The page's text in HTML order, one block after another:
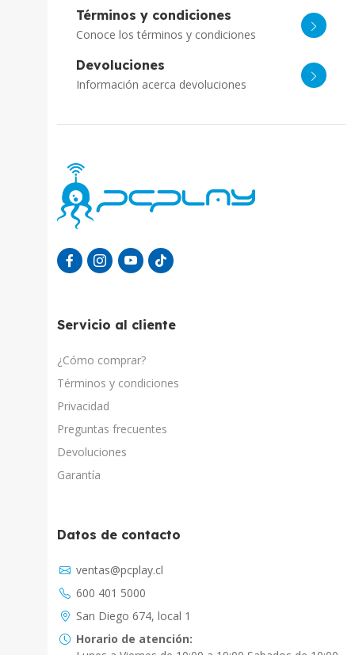
Términos y condiciones
Conoce los términos y condiciones
Devoluciones
Información acerca devoluciones
Servicio al cliente
¿Cómo comprar?
Términos y condiciones
Privacidad
Preguntas frecuentes
Devoluciones
Garantía
Datos de contacto
ventas@pcplay.cl
600 401 5000
San Diego 674, local 1
Horario de atención:
Respuesta inmediata con IA
PcPlay Santiago / Web
Hola soy Freddy, en que puedo ayudarte...